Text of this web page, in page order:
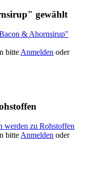
gewählt
& Ahornsirup"
bitte Anmelden oder
werden zu Rohstoffen
bitte Anmelden oder